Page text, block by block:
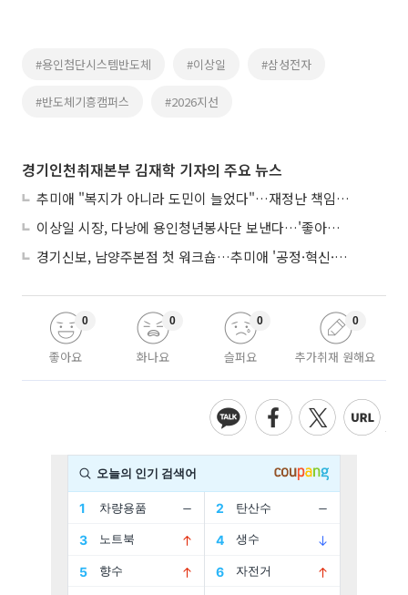
#용인첨단시스템반도체 #이상일 #삼성전자
#반도체기흥캠퍼스 #2026지선
경기인천취재본부 김재학 기자의 주요 뉴스
추미애 "복지가 아니라 도민이 늘었다"…재정난 책임론 정면돌파
이상일 시장, 다낭에 용인청년봉사단 보낸다…'좋아용 거리' 만든다
경기신보, 남양주본점 첫 워크숍…추미애 '공정·혁신·포용' 전면 반영
좋아요
0
화나요
0
슬퍼요
0
추가취재 원해요
0